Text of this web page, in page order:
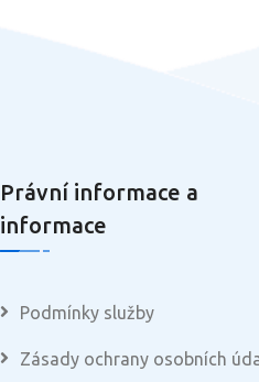
Právní informace a
informace
Podmínky služby
Zásady ochrany osobních